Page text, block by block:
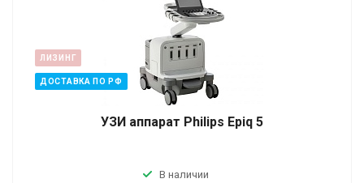
ЛИЗИНГ
ДОСТАВКА ПО РФ
УЗИ аппарат Philips Epiq 5
В наличии